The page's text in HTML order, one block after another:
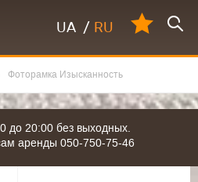
UA / RU
Фоторамка Изысканность
до 20:00 без выходных.
аренды 050-750-75-46